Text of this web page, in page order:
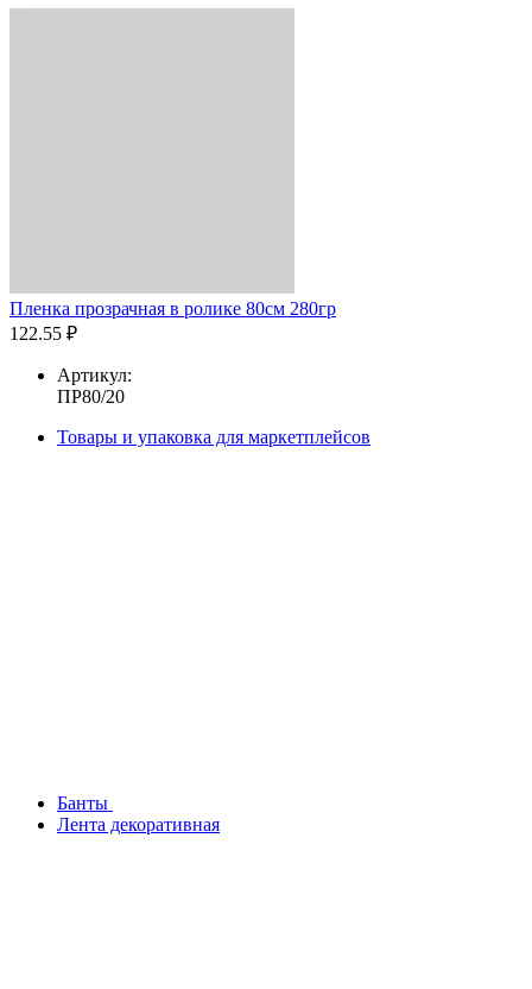
Пленка прозрачная в ролике 80см 280гр
122.55 ₽
Артикул:
ПР80/20
Товары и упаковка для маркетплейсов
Банты
Лента декоративная